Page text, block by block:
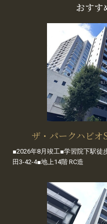
おすす
ザ・パークハビオ
■2026年8月竣工■学習院下駅徒
田3-42-4■地上14階 RC造